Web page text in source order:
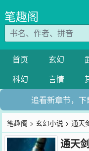
笔趣阁
首页 玄幻
科幻
言情
追看新章节，
笔趣阁 >玄幻小说 > 通天
通天